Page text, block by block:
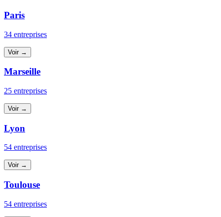
Paris
34 entreprises
Voir →
Marseille
25 entreprises
Voir →
Lyon
54 entreprises
Voir →
Toulouse
54 entreprises